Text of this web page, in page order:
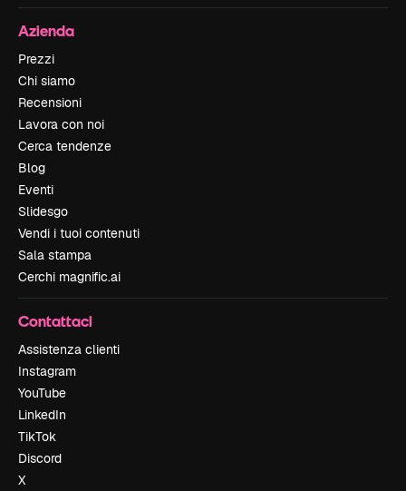
Azienda
Prezzi
Chi siamo
Recensioni
Lavora con noi
Cerca tendenze
Blog
Eventi
Slidesgo
Vendi i tuoi contenuti
Sala stampa
Cerchi magnific.ai
Contattaci
Assistenza clienti
Instagram
YouTube
LinkedIn
TikTok
Discord
X